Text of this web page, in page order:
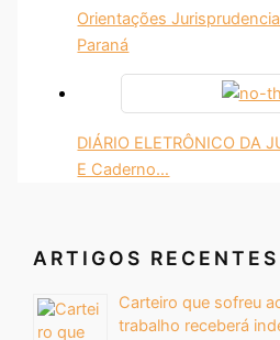
Orientações
Paraná
DIÁRIO ELETRÔNICO DA
E Caderno…
ARTIGOS RECENTES
Carteiro que sofreu
trabalho receberá